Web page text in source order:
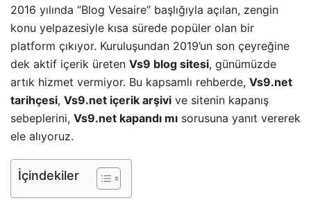
2016 yılında “Blog Vesaire” başlığıyla açılan, zengin
konu yelpazesiyle kısa sürede popüler olan bir
platform çıkıyor. Kuruluşundan 2019’un son çeyreğine
dek aktif içerik üreten Vs9 blog sitesi, günümüzde
artık hizmet vermiyor. Bu kapsamlı rehberde, Vs9.net
tarihçesi, Vs9.net içerik arşivi ve sitenin kapanış
sebeplerini, Vs9.net kapandı mı sorusuna yanıt vererek
ele alıyoruz.
İçindekiler